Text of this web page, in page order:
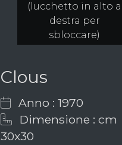
(lucchetto in alto a
destra per
sbloccare)
Clous
Anno : 1970
Dimensione : cm
30x30